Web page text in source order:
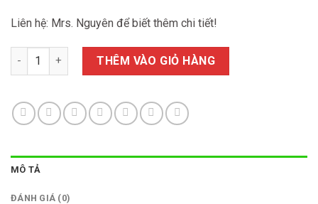
Liên hệ: Mrs. Nguyên để biết thêm chi tiết!
Xe Cút Kít 3 Bánh Trẻ Em Nhập Khẩu Chính Hãng Giá Rẻ số
THÊM VÀO GIỎ HÀNG
MÔ TẢ
ĐÁNH GIÁ (0)